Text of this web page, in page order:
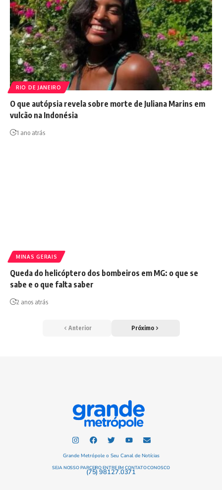
RIO DE JANEIRO
O que autópsia revela sobre morte de Juliana Marins em
vulcão na Indonésia
1 ano atrás
MINAS GERAIS
Queda do helicóptero dos bombeiros em MG: o que se
sabe e o que falta saber
2 anos atrás
Anterior Próximo
Grande Metrópole o Seu Canal de Notícias
SEJA NOSSO PARCEIRO ENTRE EM CONTATO CONOSCO
(75) 98127.0371